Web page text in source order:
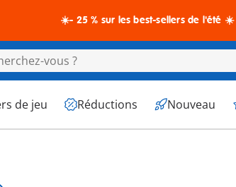
☀️- 25 % sur les best-sellers de l'été ☀️
de jeu Réductions Nouveau